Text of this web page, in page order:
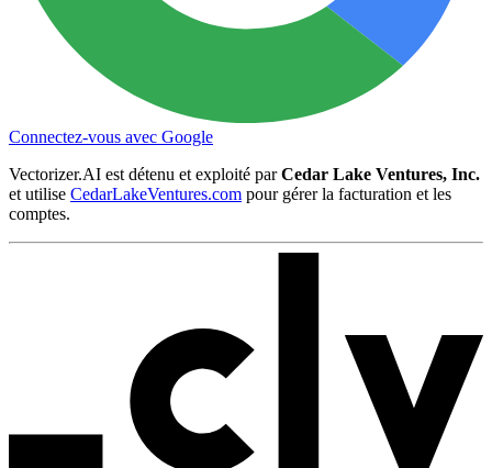
Connectez-vous avec Google
Vectorizer.AI est détenu et exploité parCedar Lake Ventures, Inc.
et utilise CedarLakeVentures.com pour gérer la facturation et les
comptes.